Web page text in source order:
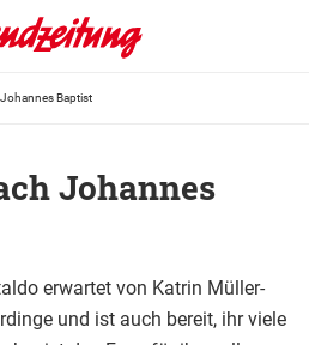
Baptist
Johannes
erwartet von Katrin Müller-
und ist auch bereit, ihr viele